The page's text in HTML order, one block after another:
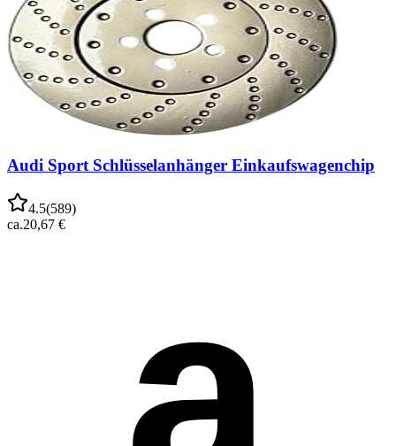
Audi Sport Schlüsselanhänger Einkaufswagenchip
4.5(589)
ca.20,67 €